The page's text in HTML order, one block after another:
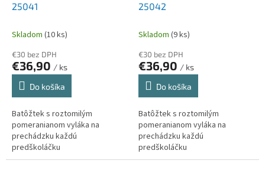
25041
Skladom (10 ks)
€30 bez DPH
€36,90 / ks
Do košíka
Batôžtek s roztomilým
pomeranianom vyláka na
prechádzku každú
predškoláčku
25042
Skladom (9 ks)
€30 bez DPH
€36,90 / ks
Do košíka
Batôžtek s roztomilým
pomeranianom vyláka na
prechádzku každú
predškoláčku